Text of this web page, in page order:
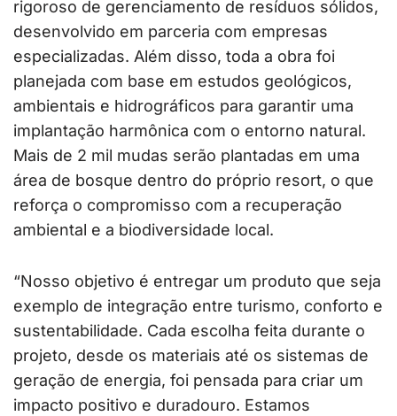
rigoroso de gerenciamento de resíduos sólidos,
desenvolvido em parceria com empresas
especializadas. Além disso, toda a obra foi
planejada com base em estudos geológicos,
ambientais e hidrográficos para garantir uma
implantação harmônica com o entorno natural.
Mais de 2 mil mudas serão plantadas em uma
área de bosque dentro do próprio resort, o que
reforça o compromisso com a recuperação
ambiental e a biodiversidade local.
“Nosso objetivo é entregar um produto que seja
exemplo de integração entre turismo, conforto e
sustentabilidade. Cada escolha feita durante o
projeto, desde os materiais até os sistemas de
geração de energia, foi pensada para criar um
impacto positivo e duradouro. Estamos